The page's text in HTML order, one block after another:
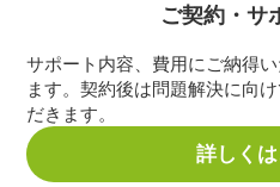
ご契約・サ
サポート内容、費用にご納得
ます。契約後は問題解決に向
だきます。
詳しく